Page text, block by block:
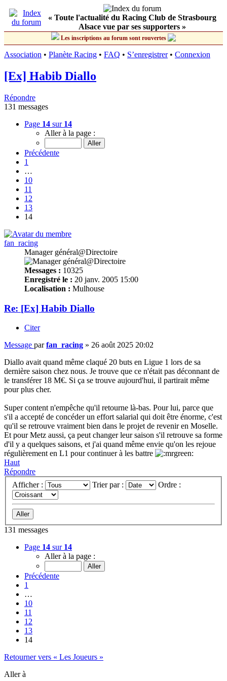
« Toute l'actualité du Racing Club de Strasbourg
Alsace vue par ses supporters »
Les inscriptions au forum sont rouvertes
Association • Planète Racing • FAQ • S’enregistrer• Connexion
[Ex] Habib Diallo
Répondre
131 messages
Page 14 sur 14
Aller à la page :
Précédente
1
…
10
11
12
13
14
fan_racing
Manager général@Directoire
Messages : 10325
Enregistré le : 20 janv. 2005 15:00
Localisation : Mulhouse
Re: [Ex] Habib Diallo
Citer
Message parfan_racing » 26 août 2025 20:02
Diallo avait quand même claqué 20 buts en Ligue 1 lors de sa
dernière saison chez nous. Je trouve que ce n'était pas déconnant de
le transférer 18 M€. Si ça se trouve aujourd'hui, il partirait même
pour plus cher.
Super content n'empêche qu'il retourne là-bas. Pour lui, parce que
s'il a accepté de concéder un effort salarial qui doit être énorme, c'est
qu'il se retrouve vraiment bien dans le projet de revenir en Moselle.
Et pour Metz aussi, ça peut changer leur saison s'il retrouve sa forme
d'il y a quelques saisons, et j'ai quand même envie qu'on les rejoue
régulièrement en L1 pour continuer à les battre
Haut
Répondre
Afficher :
Trier par : Ordre :
131 messages
Page 14 sur 14
Aller à la page :
Précédente
1
…
10
11
12
13
14
Retourner vers « Les Joueurs »
Aller à